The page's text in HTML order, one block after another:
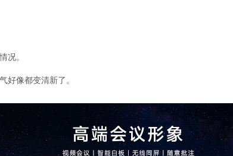
况。
好像都变清新了。
衣机，因为滚筒洗衣机都是洗衣液添加盒，用洗衣粉不太方